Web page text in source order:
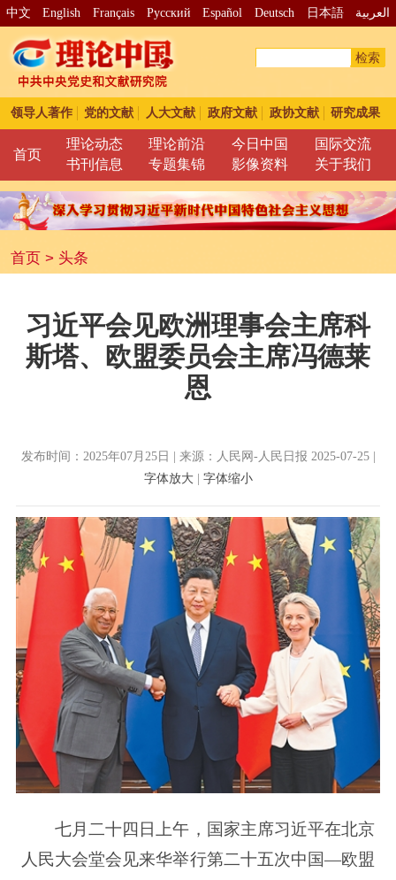
中文 English Français Pусский Español Deutsch 日本語 العربية
检索
领导人著作 党的文献 人大文献 政府文献 政协文献 研究成果
首页
理论动态 理论前沿 今日中国
国际交流
书刊信息
专题集锦 影像资料 关于我们
首页> 头条
习近平会见欧洲理事会主席科
斯塔、欧盟委员会主席冯德莱
恩
发布时间：2025年07月25日 | 来源：人民网-人民日报 2025-07-25 |
字体放大| 字体缩小
七月二十四日上午，国家主席习近平在北京
人民大会堂会见来华举行第二十五次中国—欧盟